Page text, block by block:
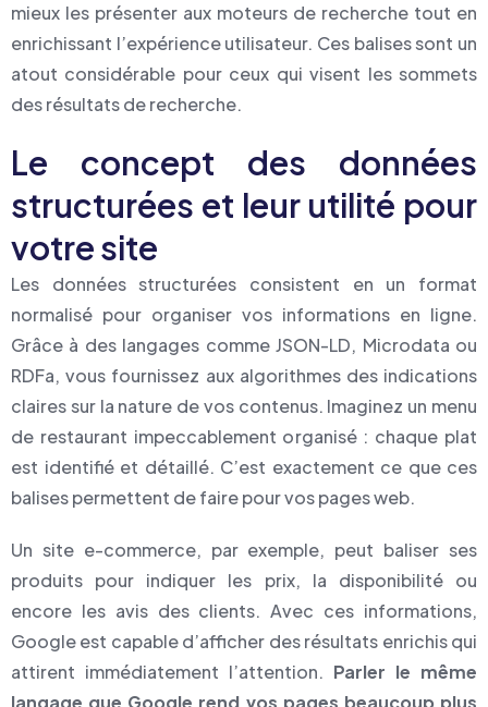
mieux les présenter aux moteurs de recherche tout en
enrichissant l’expérience utilisateur. Ces balises sont un
atout considérable pour ceux qui visent les sommets
des résultats de recherche.
Le concept des données
structurées et leur utilité pour
votre site
Les données structurées consistent en un format
normalisé pour organiser vos informations en ligne.
Grâce à des langages comme JSON-LD, Microdata ou
RDFa, vous fournissez aux algorithmes des indications
claires sur la nature de vos contenus. Imaginez un menu
de restaurant impeccablement organisé : chaque plat
est identifié et détaillé. C’est exactement ce que ces
balises permettent de faire pour vos pages web.
Un site e-commerce, par exemple, peut baliser ses
produits pour indiquer les prix, la disponibilité ou
encore les avis des clients. Avec ces informations,
Google est capable d’afficher des résultats enrichis qui
attirent immédiatement l’attention. Parler le même
langage que Google rend vos pages beaucoup plus